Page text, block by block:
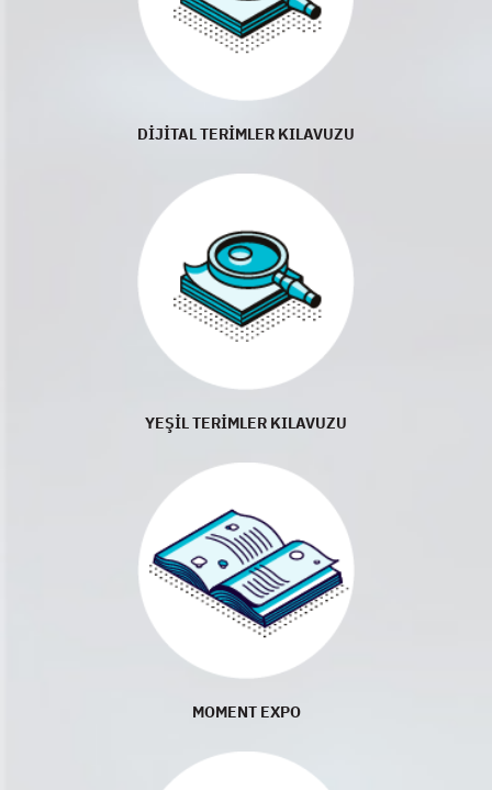
DİJİTAL TERİMLER KILAVUZU
YEŞİL TERİMLER KILAVUZU
MOMENT EXPO